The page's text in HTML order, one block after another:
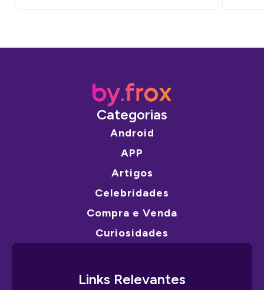
Categorias
Android
APP
Artigos
Celebridades
Compra e Venda
Curiosidades
Links Relevantes